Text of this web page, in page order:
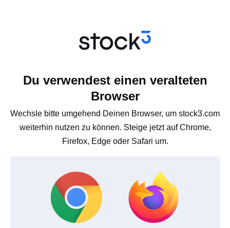
Du verwendest einen veralteten
Browser
Wechsle bitte umgehend Deinen Browser, um stock3.com
weiterhin nutzen zu können. Steige jetzt auf Chrome,
Firefox, Edge oder Safari um.